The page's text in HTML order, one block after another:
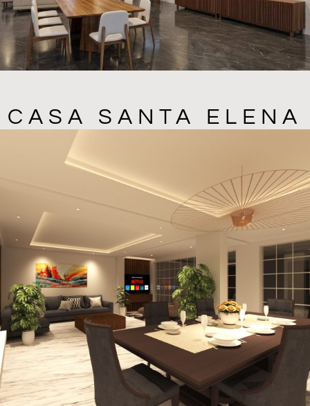
CASA SANTA ELENA